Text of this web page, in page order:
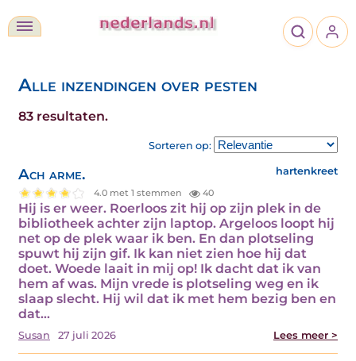
Alle inzendingen over pesten
83 resultaten.
Sorteren op:
Ach arme. hartenkreet
4.0 met 1 stemmen 40
Hij is er weer. Roerloos zit hij op zijn plek in de
bibliotheek achter zijn laptop. Argeloos loopt hij
net op de plek waar ik ben. En dan plotseling
spuwt hij zijn gif. Ik kan niet zien hoe hij dat
doet. Woede laait in mij op! Ik dacht dat ik van
hem af was. Mijn vrede is plotseling weg en ik
slaap slecht. Hij wil dat ik met hem bezig ben en
dat…
Susan 27 juli 2026 Lees meer >